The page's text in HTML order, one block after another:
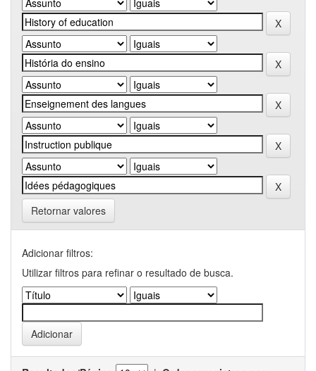
Retornar valores
Adicionar filtros:
Utilizar filtros para refinar o resultado de busca.